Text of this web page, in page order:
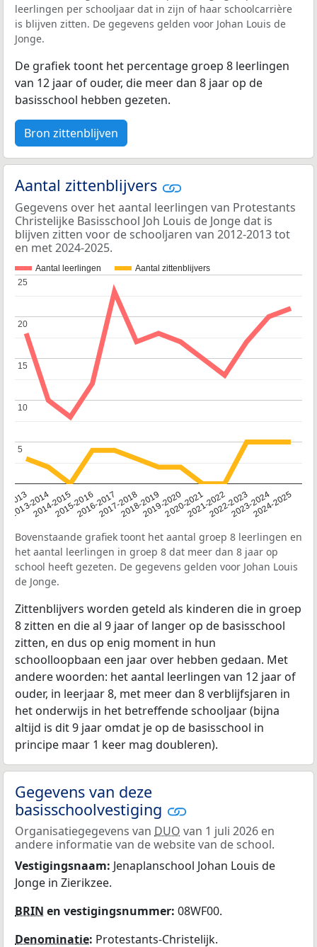
leerlingen per schooljaar dat in zijn of haar schoolcarrière
is blijven zitten. De gegevens gelden voor Johan Louis de
Jonge.
De grafiek toont het percentage groep 8 leerlingen
van 12 jaar of ouder, die meer dan 8 jaar op de
basisschool hebben gezeten.
Bron zittenblijven
Aantal zittenblijvers
Gegevens over het aantal leerlingen van Protestants
Christelijke Basisschool Joh Louis de Jonge dat is
blijven zitten voor de schooljaren van 2012-2013 tot
en met 2024-2025.
Aantal leerlingen Aantal zittenblijvers
2013
2013-2014
2014-20152015-20162016-20172017-20182018-20192019-20202020-20212021-20222022-20232023-20242024-2025
5
5
10
10
15
15
20
20
25
25
Bovenstaande grafiek toont het aantal groep 8 leerlingen en
het aantal leerlingen in groep 8 dat meer dan 8 jaar op
school heeft gezeten. De gegevens gelden voor Johan Louis
de Jonge.
Zittenblijvers worden geteld als kinderen die in groep
8 zitten en die al 9 jaar of langer op de basisschool
zitten, en dus op enig moment in hun
schoolloopbaan een jaar over hebben gedaan. Met
andere woorden: het aantal leerlingen van 12 jaar of
ouder, in leerjaar 8, met meer dan 8 verblijfsjaren in
het onderwijs in het betreffende schooljaar (bijna
altijd is dit 9 jaar omdat je op de basisschool in
principe maar 1 keer mag doubleren).
Gegevens van deze
basisschoolvestiging
Organisatiegegevens van DUO van 1 juli 2026 en
andere informatie van de website van de school.
Vestigingsnaam: Jenaplanschool Johan Louis de
Jonge in Zierikzee.
BRIN en vestigingsnummer: 08WF00.
Denominatie: Protestants-Christelijk.